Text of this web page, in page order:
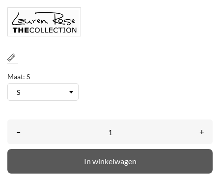
Maat: S
– +
In winkelwagen